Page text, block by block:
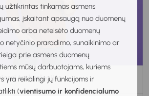
užtikrintas tinkamas asmens
įskaitant apsaugą nuo duomenų
arba neteisėto duomenų
netyčinio praradimo, sunaikinimo ar
prie asmens duomenų
mūsų darbuotojams, kuriems
yra reikalingi jų funkcijoms ir
(vientisumo ir konfidencialumo
technologijos